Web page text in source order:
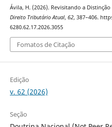
Ávila, H. (2026). Revisitando a
Direito Tributário Atual, 62, 387–406.
6280.62.17.2026.3055
Fomatos de Citação
Edição
v. 62 (2026)
Seção